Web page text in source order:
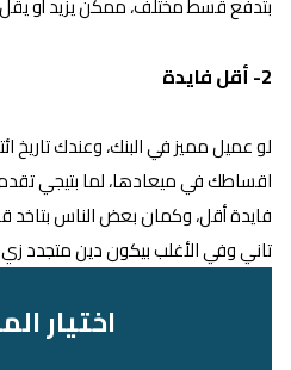
2- أقل فايدة
اقساطك في ميعادها، لما بتيجي
فايدة أقل، وكمان بعض الناس
تاني وفي الأغلب بيكون دين متجدد
اختيار